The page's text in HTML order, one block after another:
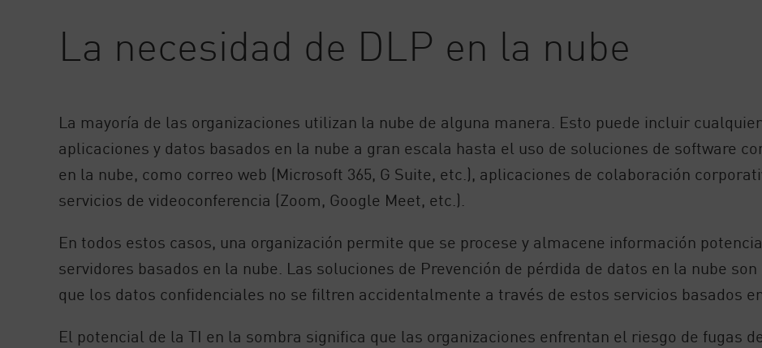
La necesidad de DLP en la nube
La mayoría de las organizaciones utilizan la nube de alguna manera. Esto puede incluir
aplicaciones y datos basados en la nube a gran escala hasta el uso de soluciones de software
en la nube, como correo web (Microsoft 365, G Suite, etc.), aplicaciones de colaboración
servicios de videoconferencia (Zoom, Google Meet, etc.).
En todos estos casos, una organización permite que se procese y almacene información
servidores basados en la nube. Las soluciones de Prevención de pérdida de datos en la nube
que los datos confidenciales no se filtren accidentalmente a través de estos servicios basados
El potencial de la TI en la sombra significa que las organizaciones enfrentan el riesgo de fugas